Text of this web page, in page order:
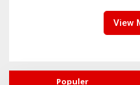
View
Populer